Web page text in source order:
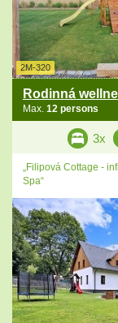
2M-320
Rodinná
Max. 12 persons
3x
„Filipová Cottage -
Spa“